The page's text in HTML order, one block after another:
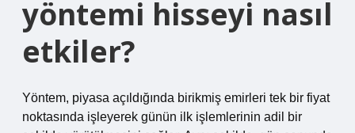
yöntemi hisseyi nasıl
etkiler?
Yöntem, piyasa açıldığında birikmiş emirleri tek bir fiyat
noktasında işleyerek günün ilk işlemlerinin adil bir